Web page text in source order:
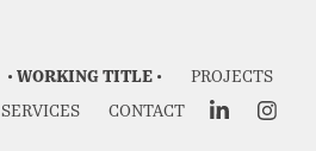
• WORKING TITLE •
PROJECTS
SERVICES CONTACT